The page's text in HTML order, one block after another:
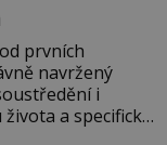
prvních
navržený
i
a specifické